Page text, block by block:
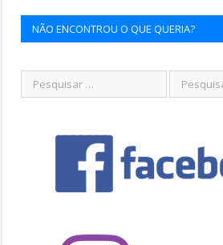
NÃO ENCONTROU O QUE QUERIA?